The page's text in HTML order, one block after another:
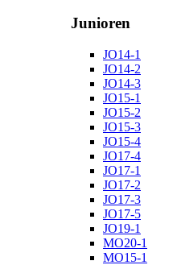
Junioren
JO14-1
JO14-2
JO14-3
JO15-1
JO15-2
JO15-3
JO15-4
JO17-4
JO17-1
JO17-2
JO17-3
JO17-5
JO19-1
MO20-1
MO15-1